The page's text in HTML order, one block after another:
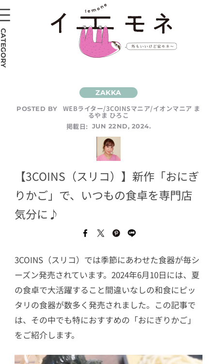
POSTED BY WEBライター/3COINSマニア/イオンマニア ま
るやま ひろこ
掲載日:
JUN 22ND, 2024.
【3COINS（スリコ）】新作「おにぎ
りかご」で、いつもの食卓を専門店
気分に♪
3COINS（スリコ）では季節にあわせた食器が毎シ
ーズン発売されています。2024年6月10日には、夏
の食卓で大活躍すること間違いなしの和食にピッ
タリの食器が数多く発売されました。この記事で
は、その中でも特におすすめの「おにぎりかご」
をご紹介します。